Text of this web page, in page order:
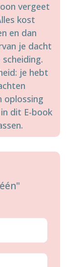
vergeet
kost
en dan
je dacht
je hebt
oplossing
dit E-book